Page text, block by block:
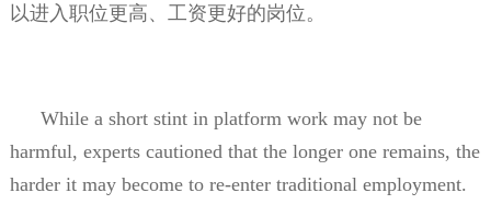
以进入职位更高、工资更好的岗位。
While a short stint in platform work may not be
harmful, experts cautioned that the longer one remains, the
harder it may become to re-enter traditional employment.